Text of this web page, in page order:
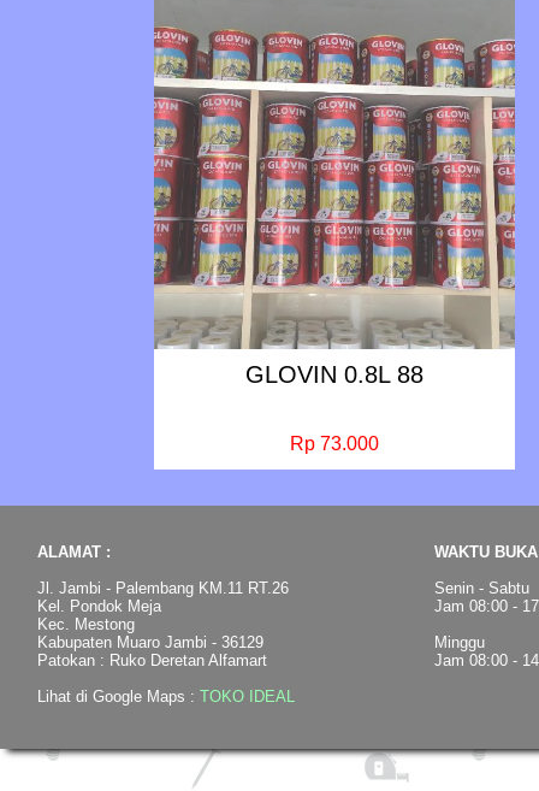
GLOVIN 0.8L 88
Rp 73.000
ALAMAT :
Jl. Jambi - Palembang KM.11 RT.26
Kel. Pondok Meja
Kec. Mestong
Kabupaten Muaro Jambi - 36129
Patokan : Ruko Deretan Alfamart
Lihat di Google Maps : TOKO IDEAL
WAKTU
Senin - Sabtu
Jam 08:00 -
Minggu
Jam 08:00 -